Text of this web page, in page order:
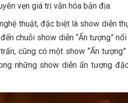
vẹn giá trị văn hóa bản địa.
thuật, đặc biệt là show diễn
chuỗi show diễn “Ấn tượng”
cũng có một show “Ấn tượng”
những show diễn ấn tượng